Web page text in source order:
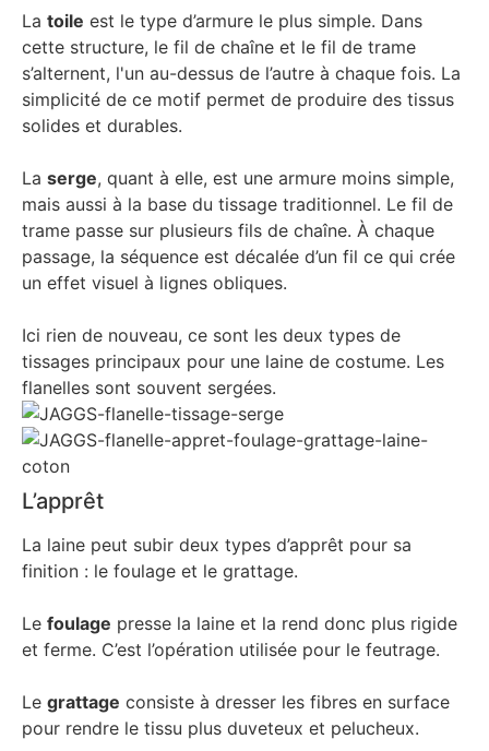
La toile est le type d’armure le plus simple. Dans
cette structure, le fil de chaîne et le fil de trame
s’alternent, l'un au-dessus de l’autre à chaque fois. La
simplicité de ce motif permet de produire des tissus
solides et durables.
La serge, quant à elle, est une armure moins simple,
mais aussi à la base du tissage traditionnel. Le fil de
trame passe sur plusieurs fils de chaîne. À chaque
passage, la séquence est décalée d’un fil ce qui crée
un effet visuel à lignes obliques.
Ici rien de nouveau, ce sont les deux types de
tissages principaux pour une laine de costume. Les
flanelles sont souvent sergées.
L’apprêt
La laine peut subir deux types d’apprêt pour sa
finition : le foulage et le grattage.
Le foulage presse la laine et la rend donc plus rigide
et ferme. C’est l’opération utilisée pour le feutrage.
Le grattage consiste à dresser les fibres en surface
pour rendre le tissu plus duveteux et pelucheux.